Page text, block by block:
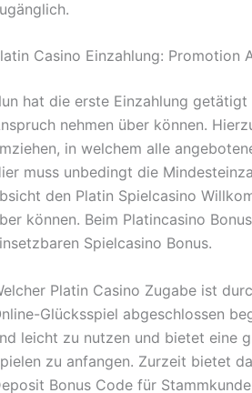
Casino Einzahlung: Promotion
hat die erste Einzahlung
nehmen über können.
in welchem alle
muss unbedingt die
den Platin Spielcasino
können. Beim Platincasino
Spielcasino Bonus.
Platin Casino Zugabe ist
Glücksspiel abgeschlossen
leicht zu nutzen und bietet eine
zu anfangen. Zurzeit bietet
Bonus Code für